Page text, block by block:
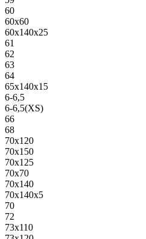
60
60х60
60х140х25
61
62
63
64
65х140х15
6-6,5
6-6,5(XS)
66
68
70х120
70х150
70х125
70х70
70х140
70х140х5
70
72
73х110